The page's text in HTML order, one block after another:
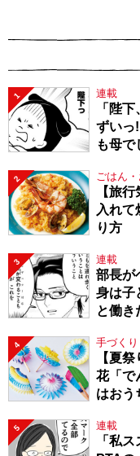
1 連載
「陛
ずい
も母で
2 ごはん
【旅
入れ
り方
3 連載
部長が
身は子
と働
4 手づくり
【夏
花「で
はおう
5 連載
「私